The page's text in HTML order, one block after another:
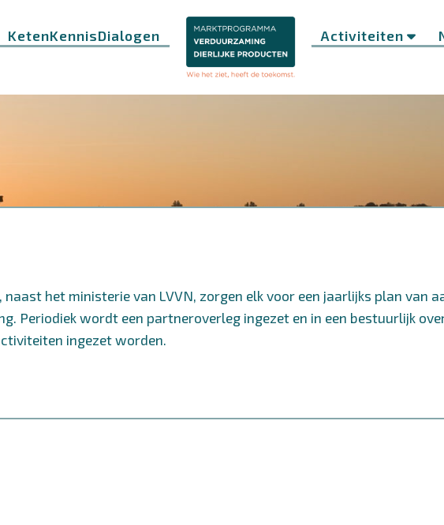
KetenKennisDialogen Activiteiten
naast het ministerie van LVVN, zorgen elk voor een jaarlijks plan van
Periodiek wordt een partneroverleg ingezet en in een bestuurlijk
ingezet worden.